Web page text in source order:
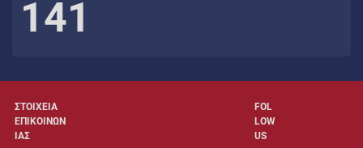
141
ΣΤΟΙΧΕΙΑ
ΕΠΙΚΟΙΝΩΝ
ΙΑΣ
FOL
LOW
US